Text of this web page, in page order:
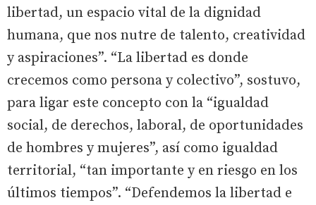
libertad, un espacio vital de la dignidad
humana, que nos nutre de talento, creatividad
y aspiraciones”. “La libertad es donde
crecemos como persona y colectivo”, sostuvo,
para ligar este concepto con la “igualdad
social, de derechos, laboral, de oportunidades
de hombres y mujeres”, así como igualdad
territorial, “tan importante y en riesgo en los
últimos tiempos”. “Defendemos la libertad e